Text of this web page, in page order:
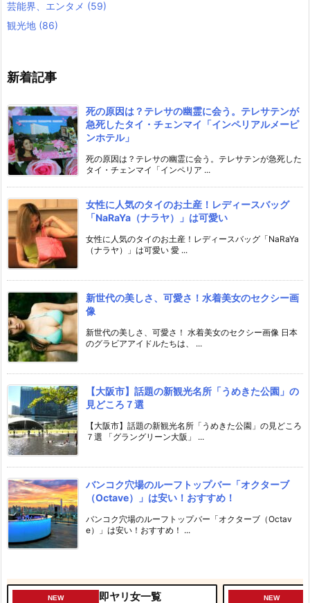
芸能界、エンタメ (59)
観光地 (86)
新着記事
死の原因は？テレサの幽霊に会う。テレサテンが
急死したタイ・チェンマイ「インペリアルメーピ
ンホテル」
死の原因は？テレサの幽霊に会う。テレサテンが急死した
タイ・チェンマイ「インペリア ...
女性に人気のタイのお土産！レディースバッグ
「NaRaYa（ナラヤ）」は可愛い
女性に人気のタイのお土産！レディースバッグ「NaRaYa
（ナラヤ）」は可愛い 愛 ...
新世代の美しさ、可愛さ！水着美女のセクシー画
像
新世代の美しさ、可愛さ！ 水着美女のセクシー画像 日本
のグラビアアイドルたちは、 ...
【大阪市】話題の新観光名所「うめきた公園」の
見どころ７選
【大阪市】話題の新観光名所「うめきた公園」の見どころ
７選 「グラングリーン大阪」 ...
バンコク穴場のルーフトップバー「オクターブ
（Octave）」は安い！おすすめ！
バンコク穴場のルーフトップバー「オクターブ（Octav
e）」は安い！おすすめ！ ...
NEW 即ヤリ女一覧 NEW